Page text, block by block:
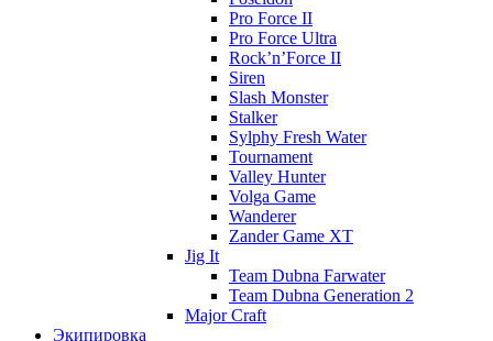
Pro Force II
Pro Force Ultra
Rock’n’Force II
Siren
Slash Monster
Stalker
Sylphy Fresh Water
Tournament
Valley Hunter
Volga Game
Wanderer
Zander Game XT
Jig It
Team Dubna Farwater
Team Dubna Generation 2
Major Craft
Экипировка